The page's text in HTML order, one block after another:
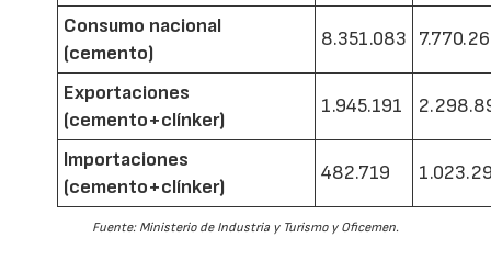
Consumo nacional
(cemento)
8.351.083
Exportaciones
(cemento+clínker)
1.945.191
Importaciones
(cemento+clínker)
482.719
Fuente: Ministerio de Industria y Turismo y Oficemen.